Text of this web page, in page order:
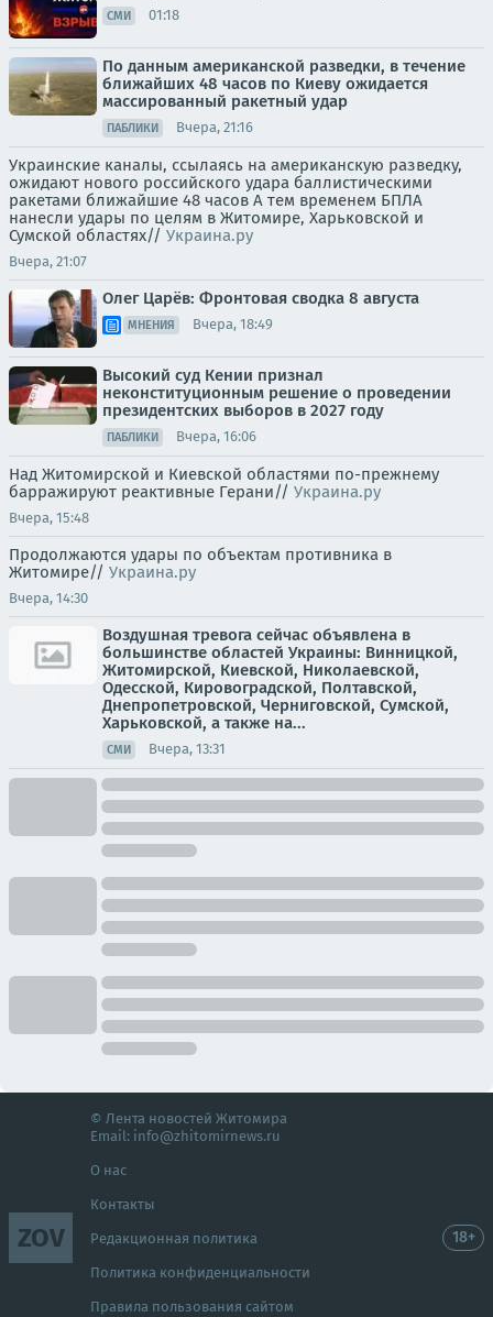
СМИ 01:18
По данным американской разведки, в течение
ближайших 48 часов по Киеву ожидается
массированный ракетный удар
ПАБЛИКИ Вчера, 21:16
Украинские каналы, ссылаясь на американскую разведку,
ожидают нового российского удара баллистическими
ракетами ближайшие 48 часов А тем временем БПЛА
нанесли удары по целям в Житомире, Харьковской и
Сумской областях// Украина.ру
Вчера, 21:07
Олег Царёв: Фронтовая сводка 8 августа
МНЕНИЯ Вчера, 18:49
Высокий суд Кении признал
неконституционным решение о проведении
президентских выборов в 2027 году
ПАБЛИКИ Вчера, 16:06
Над Житомирской и Киевской областями по-прежнему
барражируют реактивные Герани// Украина.ру
Вчера, 15:48
Продолжаются удары по объектам противника в
Житомире// Украина.ру
Вчера, 14:30
Воздушная тревога сейчас объявлена в
большинстве областей Украины: Винницкой,
Житомирской, Киевской, Николаевской,
Одесской, Кировоградской, Полтавской,
Днепропетровской, Черниговской, Сумской,
Харьковской, а также на...
СМИ Вчера, 13:31
ZOV
© Лента новостей Житомира
Email: info@zhitomirnews.ru
О нас
Контакты
Редакционная политика
Политика конфиденциальности
Правила пользования сайтом
18+